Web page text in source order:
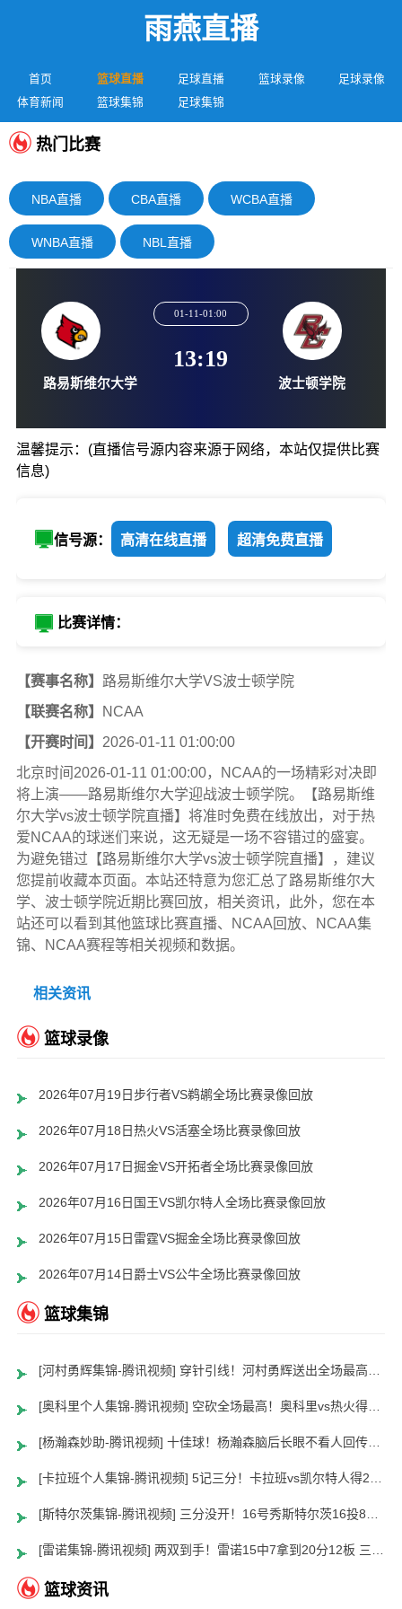
雨燕直播
首页 篮球直播 足球直播 篮球录像
足球录像
体育新闻
篮球集锦 足球集锦
热门比赛
NBA直播 CBA直播 WCBA直播
WNBA直播 NBL直播
13:19
温馨提示：(直播信号源内容来源于网络，本站仅提供比赛
信息)
信号源： 高清在线直播 超清免费直播
比赛详情：
【赛事名称】 路易斯维尔大学VS波士顿学院
【联赛名称】
NCAA
【开赛时间】 2026-01-11 01:00:00
北京时间2026-01-11 01:00:00，NCAA的一场精彩对决即
将上演——路易斯维尔大学迎战波士顿学院。【路易斯维
尔大学vs波士顿学院直播】将准时免费在线放出，对于热
爱NCAA的球迷们来说，这无疑是一场不容错过的盛宴。
为避免错过【路易斯维尔大学vs波士顿学院直播】，建议
您提前收藏本页面。本站还特意为您汇总了路易斯维尔大
学、波士顿学院近期比赛回放，相关资讯，此外，您在本
站还可以看到其他篮球比赛直播、NCAA回放、NCAA集
锦、NCAA赛程等相关视频和数据。
相关资讯
篮球录像
2026年07月19日步行者VS鹈鹕全场比赛录像回放
2026年07月18日热火VS活塞全场比赛录像回放
2026年07月17日掘金VS开拓者全场比赛录像回放
2026年07月16日国王VS凯尔特人全场比赛录像回放
2026年07月15日雷霆VS掘金全场比赛录像回放
2026年07月14日爵士VS公牛全场比赛录像回放
篮球集锦
[河村勇辉集锦-腾讯视频] 穿针引线！河村勇辉送出全场最高12助攻 8中2拿到5分5板
[奥科里个人集锦-腾讯视频] 空砍全场最高！奥科里vs热火得27分4板
[杨瀚森妙助-腾讯视频] 十佳球！杨瀚森脑后长眼不看人回传助队友暴扣
[卡拉班个人集锦-腾讯视频] 5记三分！卡拉班vs凯尔特人得21+8
[斯特尔茨集锦-腾讯视频] 三分没开！16号秀斯特尔茨16投8中&三分8中2得到22分2板6助
[雷诺集锦-腾讯视频] 两双到手！雷诺15中7拿到20分12板 三分5中2
篮球资讯